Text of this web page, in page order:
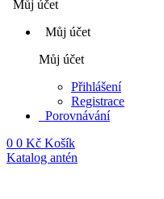
Můj účet
Můj účet
Můj účet
Přihlášení
Registrace
Porovnávání
0 0 Kč Košík
Katalog antén